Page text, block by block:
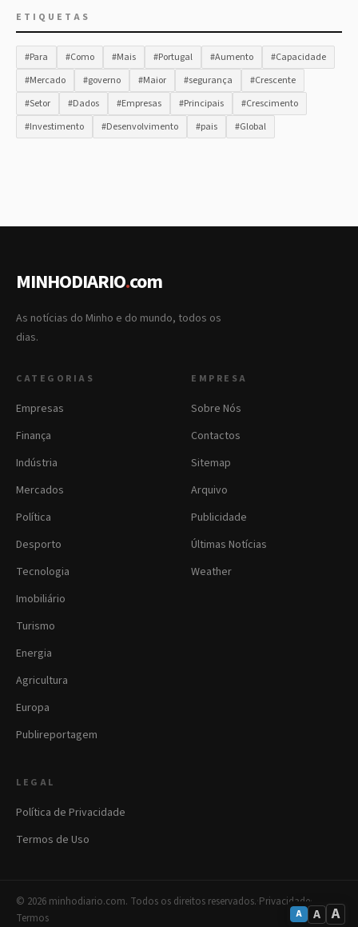
A A A
ETIQUETAS
#Para #Como #Mais #Portugal #Aumento
#Capacidade
#Mercado
#governo #Maior #segurança
#Crescente
#Setor
#Dados #Empresas #Principais
#Crescimento
#Investimento
#Desenvolvimento #pais #Global
MINHODIARIO.com
As notícias do Minho e do mundo, todos os
dias.
CATEGORIAS
Empresas
Finança
Indústria
Mercados
Política
Desporto
Tecnologia
Imobiliário
Turismo
Energia
Agricultura
Europa
Publireportagem
EMPRESA
Sobre Nós
Contactos
Sitemap
Arquivo
Publicidade
Últimas Notícias
Weather
LEGAL
Política de Privacidade
Termos de Uso
© 2026 minhodiario.com. Todos os direitos reservados.·Privacidade
Termos